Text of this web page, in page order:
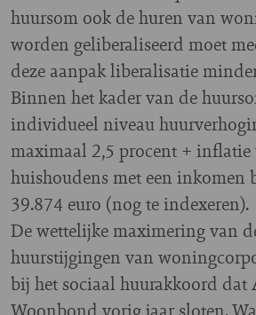
huursom ook de huren van
worden geliberaliseerd moet
deze aanpak liberalisatie
Binnen het kader van de
individueel niveau
maximaal 2,5 procent + inflatie
huishoudens met een inkomen
39.874 euro (nog te indexeren).
De wettelijke maximering van
huurstijgingen van
bij het sociaal huurakkoord dat